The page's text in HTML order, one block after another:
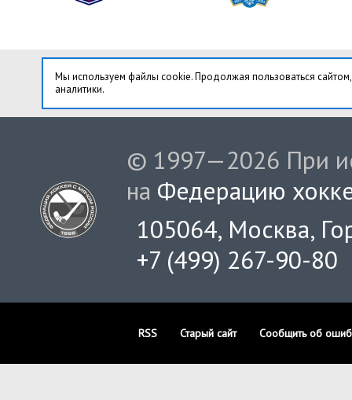
Мы используем файлы cookie. Продолжая пользоваться
аналитики.
© 1997—2026 При
на Федерацию
105064, Москва,
+7 (499) 267-90-80
RSS Старый сайт Сообщить об